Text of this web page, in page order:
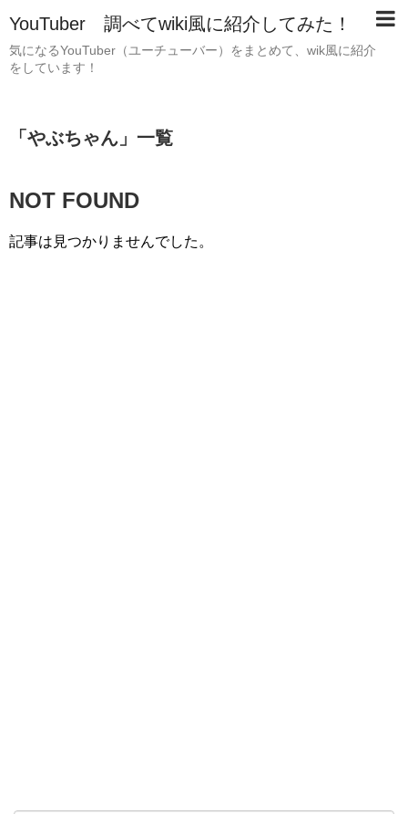
YouTuber 調べてwiki風に紹介してみた！
気になるYouTuber（ユーチューバー）をまとめて、wik風に紹介
をしています！
「 やぶちゃん 」 一覧
NOT FOUND
記事は見つかりませんでした。